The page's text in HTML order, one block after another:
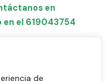
de
en
el 619043754